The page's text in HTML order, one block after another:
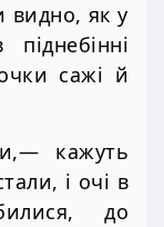
видно, як у
сажі й
кажуть
і очі в
до